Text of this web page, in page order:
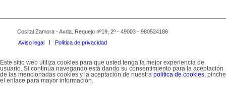
Cosital Zamora - Avda. Requejo nº19, 2º - 49003 - 980524186
Aviso legal
Política de privacidad
Este sitio web utiliza cookies para que usted tenga la mejor experiencia de
usuario. Si continúa navegando está dando su consentimiento para la aceptación
de las mencionadas cookies y la aceptación de nuestra política de cookies, pinche
el enlace para mayor información.